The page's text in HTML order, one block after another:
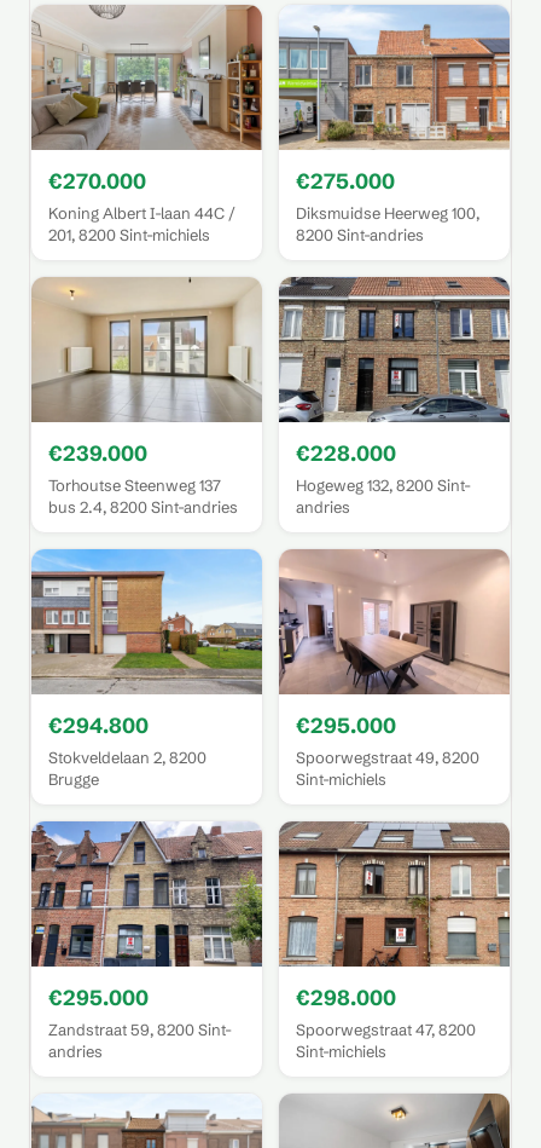
€270.000
Koning Albert I-laan 44C /
201, 8200 Sint-michiels
€275.000
Diksmuidse Heerweg 100,
8200 Sint-andries
€239.000
Torhoutse Steenweg 137
bus 2.4, 8200 Sint-andries
€228.000
Hogeweg 132, 8200 Sint-
andries
€294.800
Stokveldelaan 2, 8200
Brugge
€295.000
Spoorwegstraat 49, 8200
Sint-michiels
€295.000
Zandstraat 59, 8200 Sint-
andries
€298.000
Spoorwegstraat 47, 8200
Sint-michiels